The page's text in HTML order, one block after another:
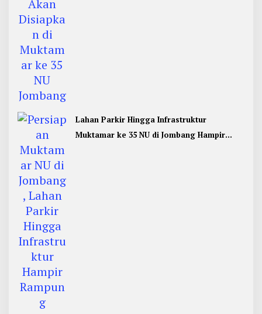
Lahan Parkir Hingga Infrastruktur
Muktamar ke 35 NU di Jombang Hampir